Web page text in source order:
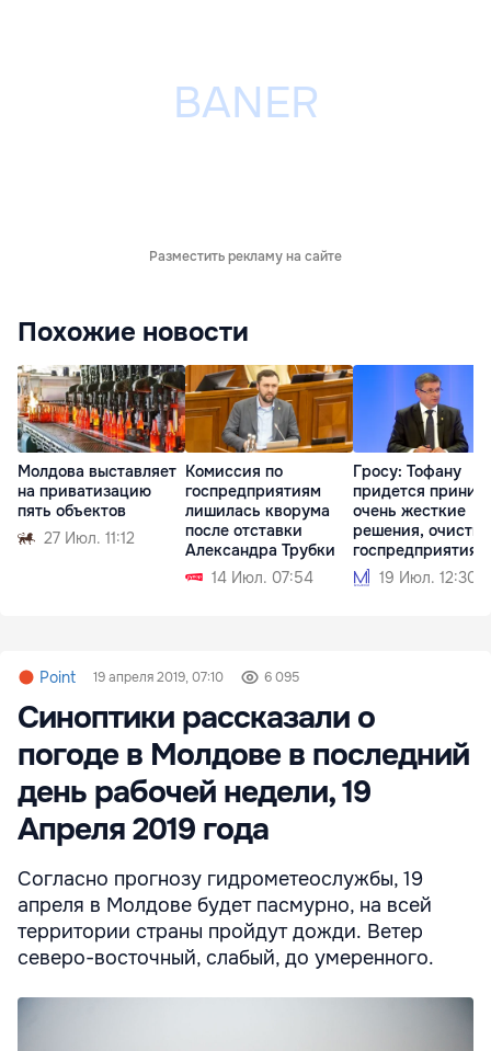
Разместить рекламу на сайте
Похожие новости
Молдова выставляет
на приватизацию
пять объектов
27 Июл. 11:12
Комиссия по
госпредприятиям
лишилась кворума
после отставки
Александра Трубки
14 Июл. 07:54
Гросу: Тофану
придется
очень жесткие
решения,
госпредприятия
19 Июл. 12:30
Point 19 апреля 2019, 07:10 6 095
Синоптики рассказали о
погоде в Молдове в последний
день рабочей недели, 19
Апреля 2019 года
Согласно прогнозу гидрометеослужбы, 19
апреля в Молдове будет пасмурно, на всей
территории страны пройдут дожди. Ветер
северо-восточный, слабый, до умеренного.